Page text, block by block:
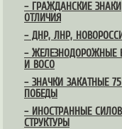
– ГРАЖДАНСКИЕ ЗНАКИ
ОТЛИЧИЯ
– ДНР, ЛНР,
– ЖЕЛЕЗНОДОРОЖНЫЕ
И ВОСО
– ЗНАЧКИ ЗАКАТНЫЕ
ПОБЕДЫ
– ИНОСТРАННЫЕ
СТРУКТУРЫ